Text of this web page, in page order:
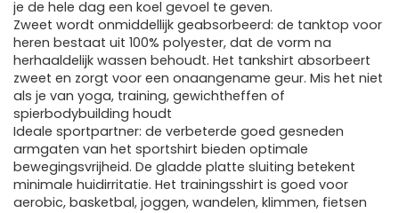
je de hele dag een koel gevoel te geven.
Zweet wordt onmiddellijk geabsorbeerd: de tanktop voor
heren bestaat uit 100% polyester, dat de vorm na
herhaaldelijk wassen behoudt. Het tankshirt absorbeert
zweet en zorgt voor een onaangename geur. Mis het niet
als je van yoga, training, gewichtheffen of
spierbodybuilding houdt
Ideale sportpartner: de verbeterde goed gesneden
armgaten van het sportshirt bieden optimale
bewegingsvrijheid. De gladde platte sluiting betekent
minimale huidirritatie. Het trainingsshirt is goed voor
aerobic, basketbal, joggen, wandelen, klimmen, fietsen